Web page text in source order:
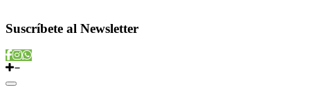
Suscríbete al Newsletter